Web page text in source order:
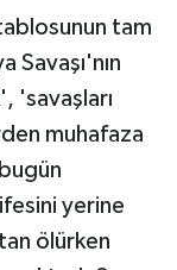
tam
Savaşı'nın
'savaşları
muhafaza
yerine
ölürken